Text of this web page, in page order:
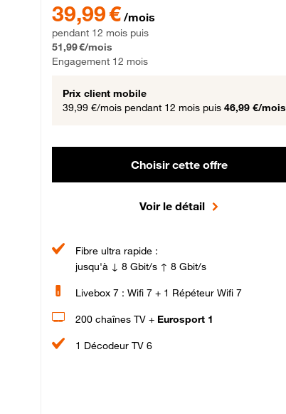
39,99 € /mois
pendant 12 mois puis
51,99 €/mois
Engagement 12 mois
Prix client mobile
39,99 €/mois pendant 12 mois puis 46,99 €/mois
Choisir cette offre
Voir le détail
Fibre ultra rapide :
jusqu'à ↓ 8 Gbit/s ↑ 8 Gbit/s
Livebox 7 : Wifi 7 + 1 Répéteur Wifi 7
200 chaînes TV + Eurosport 1
1 Décodeur TV 6